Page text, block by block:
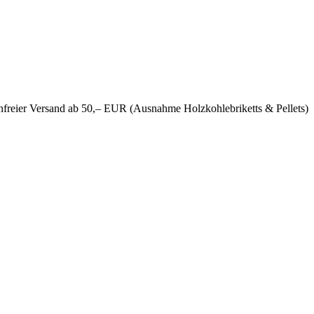
Versand ab 50,– EUR (Ausnahme Holzkohlebriketts & Pellets)